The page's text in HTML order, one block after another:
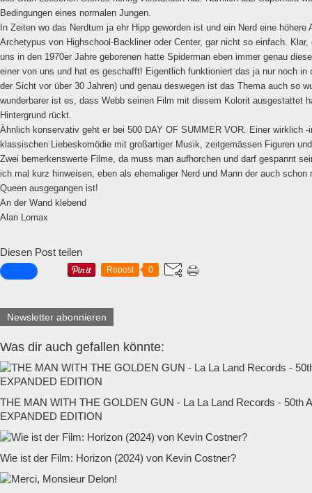
Bedingungen eines normalen Jungen.
In Zeiten wo das Nerdtum ja ehr Hipp geworden ist und ein Nerd eine höhere
Archetypus von Highschool-Backliner oder Center, gar nicht so einfach.
uns in den 1970er Jahre geborenen hatte Spiderman eben immer genau
einer von uns und hat es geschafft! Eigentlich funktioniert das ja nur noch in
der Sicht vor über 30 Jahren) und genau deswegen ist das Thema auch so
wunderbarer ist es, dass Webb seinen Film mit diesem Kolorit ausgestattet
Hintergrund rückt.
Ähnlich konservativ geht er bei 500 DAY OF SUMMER VOR. Einer wirklich -
klassischen Liebeskomödie mit großartiger Musik, zeitgemässen Figuren
Zwei bemerkenswerte Filme, da muss man aufhorchen und darf gespannt
ich mal kurz hinweisen, eben als ehemaliger Nerd und Mann der auch schon
Queen ausgegangen ist!
An der Wand klebend
Alan Lomax
Diesen Post teilen
Repost 0
Newsletter abonnieren
Was dir auch gefallen könnte:
THE MAN WITH THE GOLDEN GUN - La La Land Records - 50th
EXPANDED EDITION
Wie ist der Film: Horizon (2024) von Kevin Costner?